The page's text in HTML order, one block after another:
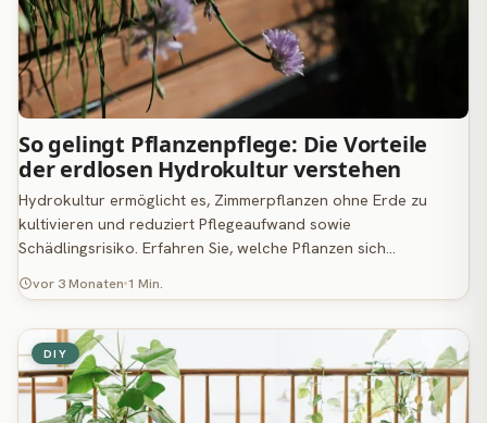
So gelingt Pflanzenpflege: Die Vorteile
der erdlosen Hydrokultur verstehen
Hydrokultur ermöglicht es, Zimmerpflanzen ohne Erde zu
kultivieren und reduziert Pflegeaufwand sowie
Schädlingsrisiko. Erfahren Sie, welche Pflanzen sich…
vor 3 Monaten 1 Min.
DIY